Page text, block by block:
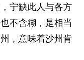
宁缺此人与各方
不含糊，是相当
，意味着沙州肯